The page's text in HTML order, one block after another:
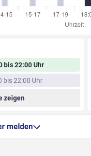
bis 22:00 Uhr
bis 22:00 Uhr
zeigen
melden